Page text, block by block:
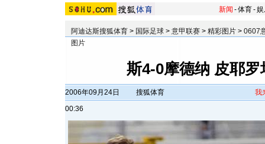
新闻 -体育-
阿迪达斯搜狐体育 > 国际足球 > 意甲联赛 > 精彩图片 > 0607
图片
斯4-0摩德纳 皮耶
2006年09月24日
00:36
搜狐体育 我